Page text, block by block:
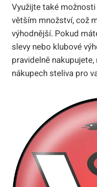
Využijte také
větším množství, což
výhodnější. Pokud
slevy nebo klubové
pravidelně
nákupech steliva pro